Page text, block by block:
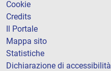
Cookie
Credits
Il Portale
Mappa sito
Statistiche
Dichiarazione di accessibilità